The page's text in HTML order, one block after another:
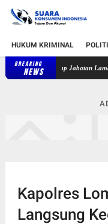
HUKUM KRIMINAL
BREAKING
NEWS
Lengkap Jabatan Lama dan
Kapolres
Langsung